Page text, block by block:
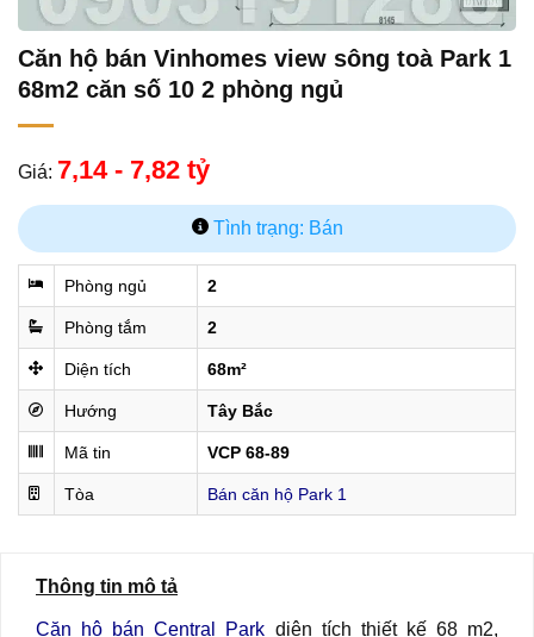
Căn hộ bán Vinhomes view sông toà Park 1
68m2 căn số 10 2 phòng ngủ
Giá: 7,14 - 7,82 tỷ
Tình trạng: Bán
Phòng ngủ 2
Phòng tắm 2
Diện tích 68m²
Hướng Tây Bắc
Mã tin VCP 68-89
Tòa Bán căn hộ Park 1
Thông tin mô tả
Căn hộ bán Central Park diện tích thiết kế 68 m2,